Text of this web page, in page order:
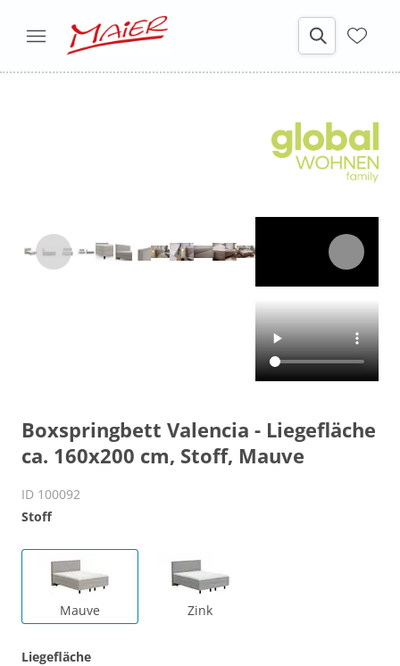
Boxspringbett Valencia - Liegefläche
ca. 160x200 cm, Stoff, Mauve
ID 100092
Stoff
Mauve Zink
Liegefläche